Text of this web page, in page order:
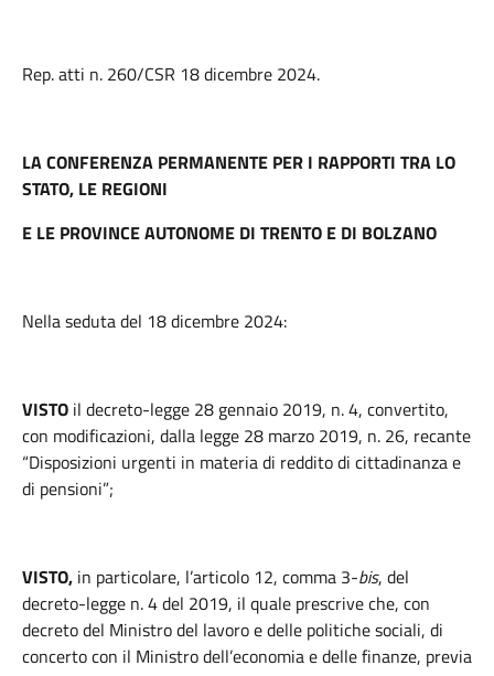
Rep. atti n. 260/CSR 18dicembre 2024.
LA CONFERENZA PERMANENTE PER I RAPPORTI TRA LO
STATO, LE REGIONI
E LE PROVINCE AUTONOME DI TRENTO E DI BOLZANO
Nella seduta del 18 dicembre 2024:
VISTO il decreto-legge 28 gennaio 2019, n. 4, convertito,
con modificazioni, dalla legge 28 marzo 2019, n. 26, recante
“Disposizioni urgenti in materia di reddito di cittadinanza e
di pensioni”;
VISTO, in particolare, l’articolo 12, comma 3-bis, del
decreto-legge n. 4 del 2019, il quale prescrive che, con
decreto del Ministro del lavoro e delle politiche sociali, di
concerto con il Ministro dell’economia e delle finanze, previa